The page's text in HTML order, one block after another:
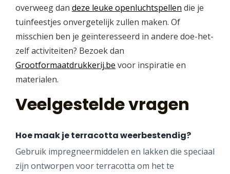
overweeg dan deze leuke openluchtspellen die je
tuinfeestjes onvergetelijk zullen maken. Of
misschien ben je geïnteresseerd in andere doe-het-
zelf activiteiten? Bezoek dan
Grootformaatdrukkerij.be voor inspiratie en
materialen.
Veelgestelde vragen
Hoe maak je terracotta weerbestendig?
Gebruik impregneermiddelen en lakken die speciaal
zijn ontworpen voor terracotta om het te